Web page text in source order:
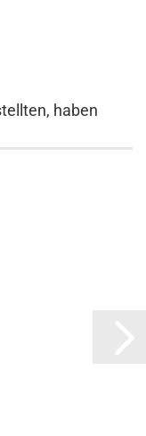
haben